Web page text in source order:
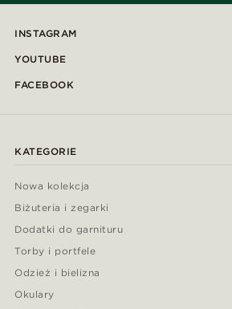
INSTAGRAM
YOUTUBE
FACEBOOK
KATEGORIE
Nowa kolekcja
Biżuteria i zegarki
Dodatki do garnituru
Torby i portfele
Odzież i bielizna
Okulary